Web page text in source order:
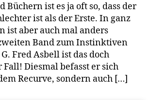
Büchern ist es ja oft so, dass der
ist als der Erste. In ganz
ist aber auch mal anders
Band zum Instinktiven
Fred Asbell ist das doch
Diesmal befasst er sich
Recurve, sondern auch […]